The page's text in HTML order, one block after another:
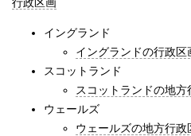
イングランド
イングランドの行政区
スコットランド
スコットランドの地方
ウェールズ
ウェールズの地方行政